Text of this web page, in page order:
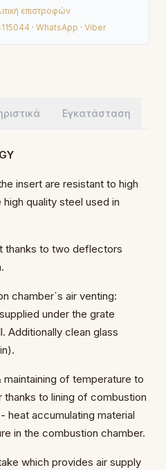
επιστροφών
· WhatsApp · Viber
Εγκατάσταση
insert are resistant to high
quality steel used in
thanks to two deflectors
chamber`s air venting:
under the grate
Additionally clean glass
of temperature to
to lining of combustion
heat accumulating material
in the combustion chamber.
which provides air supply